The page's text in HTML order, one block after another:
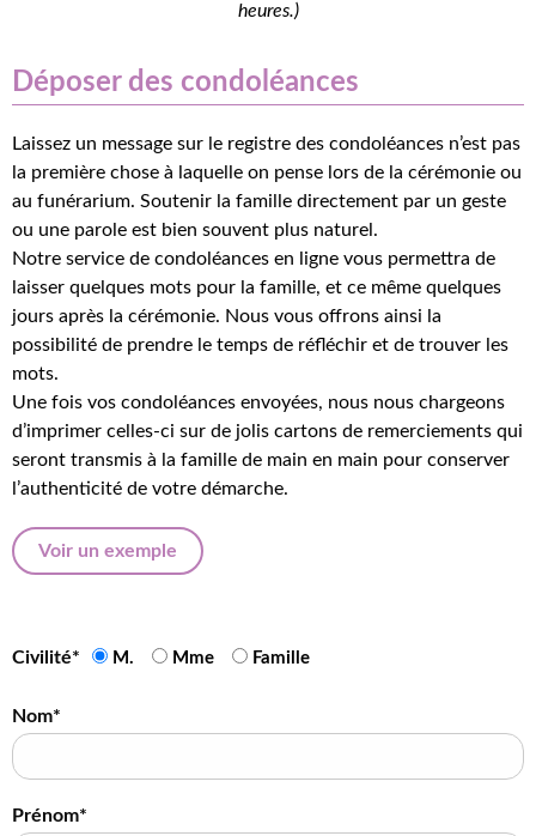
heures.)
Déposer des condoléances
Laissez un message sur le registre des condoléances n’est pas
la première chose à laquelle on pense lors de la cérémonie ou
au funérarium. Soutenir la famille directement par un geste
ou une parole est bien souvent plus naturel.
Notre service de condoléances en ligne vous permettra de
laisser quelques mots pour la famille, et ce même quelques
jours après la cérémonie. Nous vous offrons ainsi la
possibilité de prendre le temps de réfléchir et de trouver les
mots.
Une fois vos condoléances envoyées, nous nous chargeons
d’imprimer celles-ci sur de jolis cartons de remerciements qui
seront transmis à la famille de main en main pour conserver
l’authenticité de votre démarche.
Voir un exemple
Civilité* M. Mme Famille
Nom*
Prénom*